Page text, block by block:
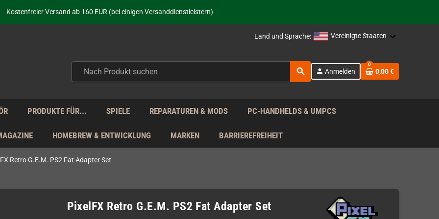
Kostenfreier Versand ab 160 EUR (bei einigen Versanddienstleistern)
Seit über 20 Jahren Deine Anlaufstelle für neue Retro-Hardware!
Täglicher Versand Mo - Fr aus Deutschland - zollfrei innerhalb der EU!
Land und Sprache: Vereinigte Staaten
search person Anmelden
0
0,00 €
PRODUKTE FÜR... SPIELE REPARATUREN & MODS PC-HANDHELDS & UMPCS
HOMEBREW & ENTWICKLUNG MARKEN BARRIEREFREIHEIT
Retro G.E.M. PS2 Fat Adapter Set
PixelFX Retro G.E.M. PS2 Fat Adapter Set